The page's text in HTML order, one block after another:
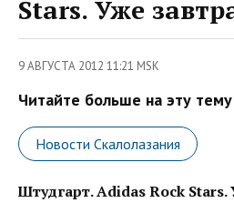
Stars. Уже
9 АВГУСТА 2012 11:21 MSK
Читайте больше на эту
Новости Скалолазания
Штудгарт. Adidas Rock Stars.